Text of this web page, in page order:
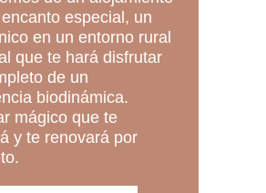
especial, un
en un entorno rural
que te hará disfrutar
de un
biodinámica.
mágico que te
y te renovará por